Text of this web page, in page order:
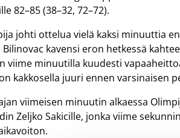
82–85 (38–32, 72–72).
johti ottelua vielä kaksi minuuttia
Bilinovac kavensi eron hetkessä
viime minuutilla kuudesti
kakkosella juuri ennen varsinaisen
viimeisen minuutin alkaessa
Zeljko Sakicille, jonka viime